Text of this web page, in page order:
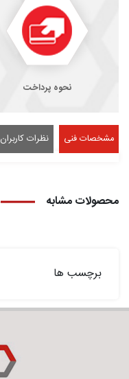
نحوه پرداخت
مشخصات فنی نظرات کاربران
محصولات مشابه
برچسب ها